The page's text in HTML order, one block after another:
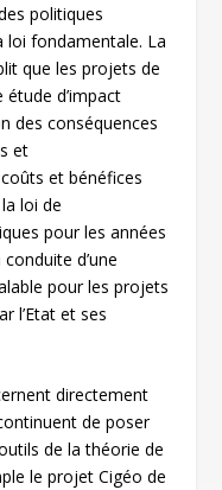
politiques
loi fondamentale. La
que les projets de
étude d’impact
des conséquences
et
et bénéfices
loi de
pour les années
d’une
pour les projets
l’Etat et ses
directement
de poser
de la théorie de
le projet Cigéo de